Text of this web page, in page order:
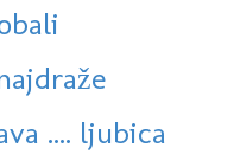
.... ljubica